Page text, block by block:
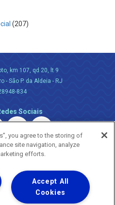
(207)
km 107, qd 20, lt 9
- São P. da Aldeia - RJ
834
Sociais
2026 - Todos os Direitos Reservados.
you agree to the storing of
site navigation, analyze
efforts.
Accept All
Cookies